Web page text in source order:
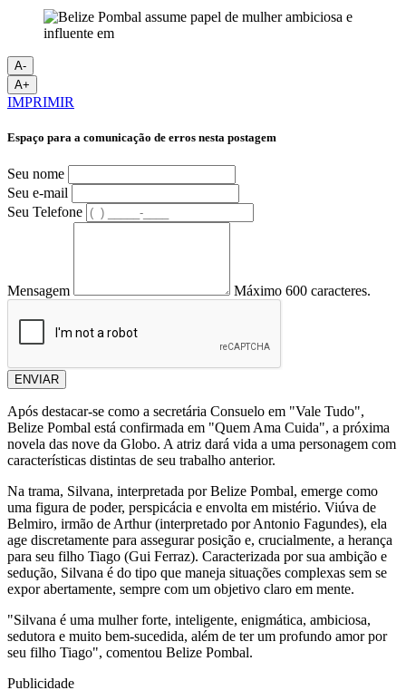
A-
A+
IMPRIMIR
Espaço para a comunicação de erros nesta postagem
Seu nome
Seu e-mail
Seu Telefone
Mensagem Máximo 600 caracteres.
ENVIAR
Após destacar-se como a secretária Consuelo em "Vale Tudo",
Belize Pombal está confirmada em "Quem Ama Cuida", a próxima
novela das nove da Globo. A atriz dará vida a uma personagem com
características distintas de seu trabalho anterior.
Na trama, Silvana, interpretada por Belize Pombal, emerge como
uma figura de poder, perspicácia e envolta em mistério. Viúva de
Belmiro, irmão de Arthur (interpretado por Antonio Fagundes), ela
age discretamente para assegurar posição e, crucialmente, a herança
para seu filho Tiago (Gui Ferraz). Caracterizada por sua ambição e
sedução, Silvana é do tipo que maneja situações complexas sem se
expor abertamente, sempre com um objetivo claro em mente.
"Silvana é uma mulher forte, inteligente, enigmática, ambiciosa,
sedutora e muito bem-sucedida, além de ter um profundo amor por
seu filho Tiago", comentou Belize Pombal.
Publicidade